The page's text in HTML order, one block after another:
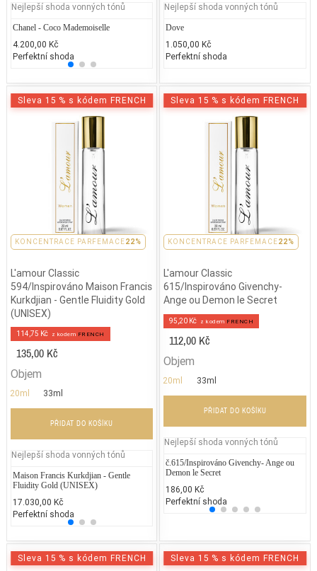
Nejlepší shoda vonných tónů
Chanel - Coco Mademoiselle
4.200,00 Kč
Perfektní shoda
Gucci - Gucci Envy Me
2.000,00 Kč
25% běžných vonných tónů
Nejlepší shoda vonných tónů
Dove
1.050,00 Kč
Perfektní shoda
KONCENTRACE PARFEMACE22%
Sleva 15 % s kódem FRENCH
L'amour Classic
594/Inspirováno Maison Francis
Kurkdjian - Gentle Fluidity Gold
(UNISEX)
114,75 Kč z kodem FRENCH
135,00 Kč
Objem
20ml 33ml
PŘIDAT DO KOŠÍKU
Nejlepší shoda vonných tónů
Maison Francis Kurkdjian - Gentle
Fluidity Gold (UNISEX)
17.030,00 Kč
Perfektní shoda
Puma - Red
1.500,00 Kč
25% běžných vonných tónů
KONCENTRACE PARFEMACE22%
Sleva 15 % s kódem FRENCH
L'amour Classic
615/Inspirováno Givenchy-
Ange ou Demon le Secret
95,20 Kč z kodem FRENCH
112,00 Kč
Objem
20ml 33ml
PŘIDAT DO KOŠÍKU
Nejlepší shoda vonných tónů
č.615/Inspirováno Givenchy- Ange ou
Demon le Secret
186,00 Kč
Perfektní shoda
Sleva 15 % s kódem FRENCH Sleva 15 % s kódem FRENCH